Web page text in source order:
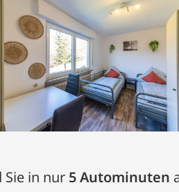
Sie in nur 5 Autominuten